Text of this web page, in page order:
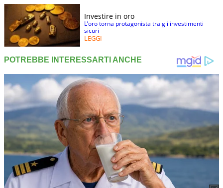
Investire in oro
L’oro torna protagonista tra gli investimenti
sicuri
LEGGI